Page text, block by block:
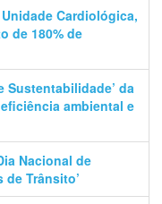
Cardiológica,
de 180% de
Sustentabilidade’ da
ambiental e
Nacional de
de Trânsito’